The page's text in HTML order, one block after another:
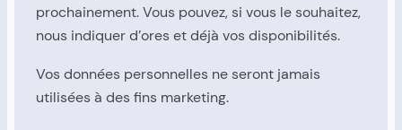
prochainement. Vous pouvez, si vous le souhaitez,
nous indiquer d’ores et déjà vos disponibilités.
Vos données personnelles ne seront jamais
utilisées à des fins marketing.